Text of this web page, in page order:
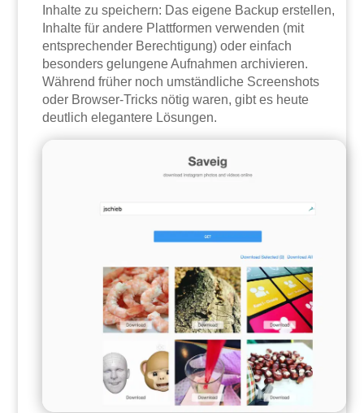
Inhalte zu speichern: Das eigene Backup erstellen,
Inhalte für andere Plattformen verwenden (mit
entsprechender Berechtigung) oder einfach
besonders gelungene Aufnahmen archivieren.
Während früher noch umständliche Screenshots
oder Browser-Tricks nötig waren, gibt es heute
deutlich elegantere Lösungen.